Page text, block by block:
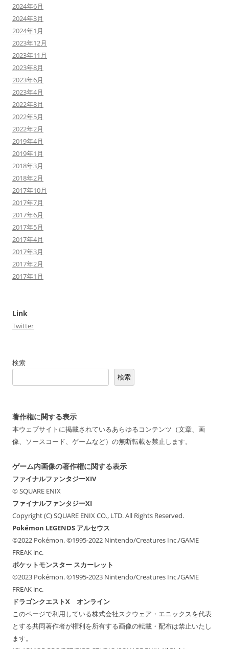
2024年6月
2024年3月
2024年1月
2023年12月
2023年11月
2023年8月
2023年6月
2023年4月
2022年8月
2022年5月
2022年2月
2019年4月
2019年1月
2018年3月
2018年2月
2017年10月
2017年7月
2017年6月
2017年5月
2017年4月
2017年3月
2017年2月
2017年1月
Link
Twitter
検索
検索
著作権に関する表示
本ウェブサイトに掲載されているあらゆるコンテンツ（文章、画
像、ソースコード、ゲームなど）の無断転載を禁止します。
ゲーム内画像の著作権に関する表示
ファイナルファンタジーXIV
© SQUARE ENIX
ファイナルファンタジーXI
Copyright (C) SQUARE ENIX CO., LTD. All Rights Reserved.
Pokémon LEGENDS アルセウス
©2022 Pokémon. ©1995-2022 Nintendo/Creatures Inc./GAME
FREAK inc.
ポケットモンスター スカーレット
©2023 Pokémon. ©1995-2023 Nintendo/Creatures Inc./GAME
FREAK inc.
ドラゴンクエストX オンライン
このページで利用している株式会社スクウェア・エニックスを代表
とする共同著作者が権利を所有する画像の転載・配布は禁止いたし
ます。